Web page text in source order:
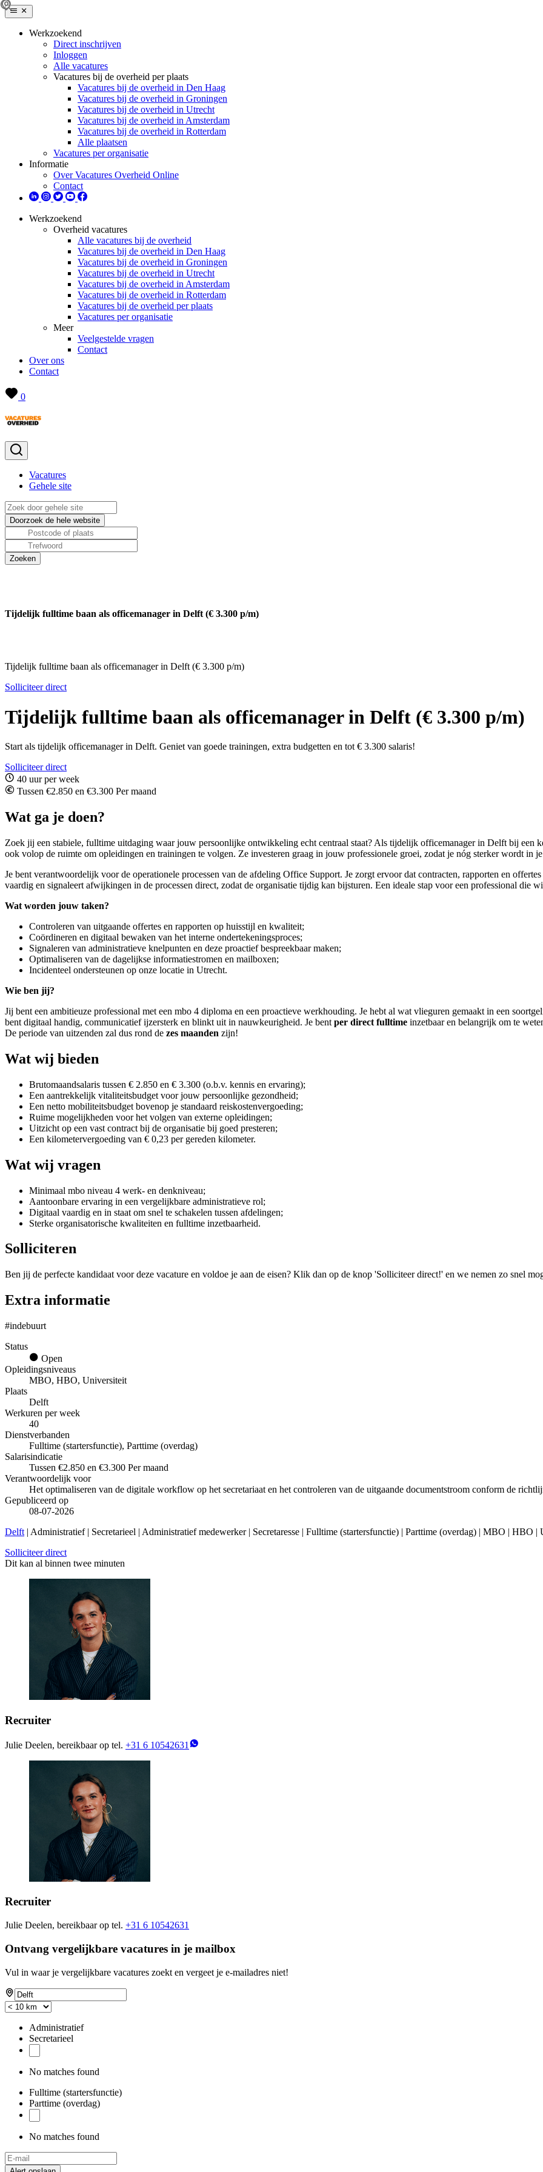
Werkzoekend
Direct inschrijven
Inloggen
Alle vacatures
Vacatures bij de overheid per plaats
Vacatures bij de overheid in Den Haag
Vacatures bij de overheid in Groningen
Vacatures bij de overheid in Utrecht
Vacatures bij de overheid in Amsterdam
Vacatures bij de overheid in Rotterdam
Alle plaatsen
Vacatures per organisatie
Informatie
Over Vacatures Overheid Online
Contact
Werkzoekend
Overheid vacatures
Alle vacatures bij de overheid
Vacatures bij de overheid in Den Haag
Vacatures bij de overheid in Groningen
Vacatures bij de overheid in Utrecht
Vacatures bij de overheid in Amsterdam
Vacatures bij de overheid in Rotterdam
Vacatures bij de overheid per plaats
Vacatures per organisatie
Meer
Veelgestelde vragen
Contact
Over ons
Contact
0
Vacatures
Gehele site
Tijdelijk fulltime baan als officemanager in Delft (€ 3.300 p/m)
Tijdelijk fulltime baan als officemanager in Delft (€ 3.300 p/m)
Solliciteer direct
Tijdelijk fulltime baan als officemanager in Delft (€ 3.300 p/m)
Start als tijdelijk officemanager in Delft. Geniet van goede trainingen, extra budgetten en tot € 3.300 salaris!
Solliciteer direct
40 uur per week
Tussen €2.850 en €3.300 Per maand
Wat ga je doen?
Zoek jij een stabiele, fulltime uitdaging waar jouw persoonlijke ontwikkeling echt centraal staat? Als tijdelijk officemanager in Delft bij een
ook volop de ruimte om opleidingen en trainingen te volgen. Ze investeren graag in jouw professionele groei, zodat je nóg sterker wordt in
Je bent verantwoordelijk voor de operationele processen van de afdeling Office Support. Je zorgt ervoor dat contracten, rapporten en
vaardig en signaleert afwijkingen in de processen direct, zodat de organisatie tijdig kan bijsturen. Een ideale stap voor een professional die
Wat worden jouw taken?
Controleren van uitgaande offertes en rapporten op huisstijl en kwaliteit;
Coördineren en digitaal bewaken van het interne ondertekeningsproces;
Signaleren van administratieve knelpunten en deze proactief bespreekbaar maken;
Optimaliseren van de dagelijkse informatiestromen en mailboxen;
Incidenteel ondersteunen op onze locatie in Utrecht.
Wie ben jij?
Jij bent een ambitieuze professional met een mbo 4 diploma en een proactieve werkhouding. Je hebt al wat vlieguren gemaakt in een
bent digitaal handig, communicatief ijzersterk en blinkt uit in nauwkeurigheid. Je bent per direct fulltime inzetbaar en belangrijk om te
De periode van uitzenden zal dus rond de zes maanden zijn!
Wat wij bieden
Brutomaandsalaris tussen € 2.850 en € 3.300 (o.b.v. kennis en ervaring);
Een aantrekkelijk vitaliteitsbudget voor jouw persoonlijke gezondheid;
Een netto mobiliteitsbudget bovenop je standaard reiskostenvergoeding;
Ruime mogelijkheden voor het volgen van externe opleidingen;
Uitzicht op een vast contract bij de organisatie bij goed presteren;
Een kilometervergoeding van € 0,23 per gereden kilometer.
Wat wij vragen
Minimaal mbo niveau 4 werk- en denkniveau;
Aantoonbare ervaring in een vergelijkbare administratieve rol;
Digitaal vaardig en in staat om snel te schakelen tussen afdelingen;
Sterke organisatorische kwaliteiten en fulltime inzetbaarheid.
Solliciteren
Ben jij de perfecte kandidaat voor deze vacature en voldoe je aan de eisen? Klik dan op de knop 'Solliciteer direct!' en we nemen zo snel
Extra informatie
#indebuurt
Status
Open
Opleidingsniveaus
MBO, HBO, Universiteit
Plaats
Delft
Werkuren per week
40
Dienstverbanden
Fulltime (startersfunctie), Parttime (overdag)
Salarisindicatie
Tussen €2.850 en €3.300 Per maand
Verantwoordelijk voor
Het optimaliseren van de digitale workflow op het secretariaat en het controleren van de uitgaande documentstroom conform de
Gepubliceerd op
08-07-2026
Delft | Administratief | Secretarieel | Administratief medewerker | Secretaresse | Fulltime (startersfunctie) | Parttime (overdag) | MBO | HBO |
Solliciteer direct
Dit kan al binnen twee minuten
Recruiter
Julie Deelen, bereikbaar op tel. +31 6 10542631
Recruiter
Julie Deelen, bereikbaar op tel. +31 6 10542631
Ontvang vergelijkbare vacatures in je mailbox
Vul in waar je vergelijkbare vacatures zoekt en vergeet je e-mailadres niet!
Administratief
Secretarieel
No matches found
Fulltime (startersfunctie)
Parttime (overdag)
No matches found